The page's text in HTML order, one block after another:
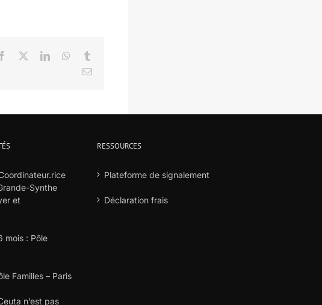
Facebook LinkedInWhatsApp
Email
Synthe
et
mois : Pôle
Familles – Paris
n’est pas
RESSOURCES
Plateforme de signalement
Déclaration frais